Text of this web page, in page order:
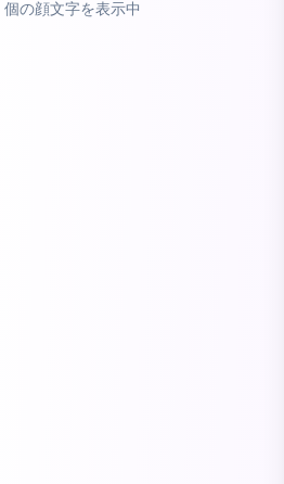
個の顔文字を表示中